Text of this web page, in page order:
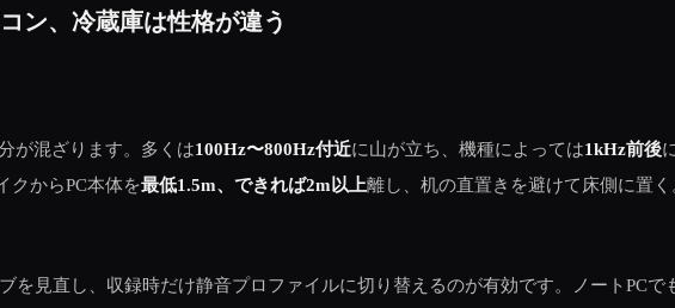
ン、冷蔵庫は性格が違う
が混ざります。多くは100Hz〜800Hz付近に山が立ち、機種によっては1kHz前後
クからPC本体を最低1.5m、できれば2m以上離し、机の直置きを避けて床側に置
を見直し、収録時だけ静音プロファイルに切り替えるのが有効です。ノートPC